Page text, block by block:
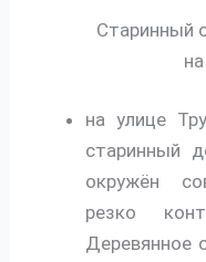
Старинный
на улице
старинный
окружён
резко
Деревянное